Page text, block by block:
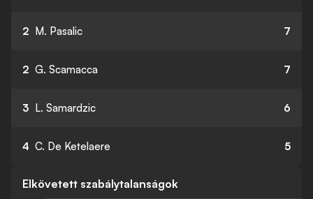
2 M. Pasalic 7
2 G. Scamacca 7
3 L. Samardzic 6
4 C. De Ketelaere 5
Elkövetett szabálytalanságok